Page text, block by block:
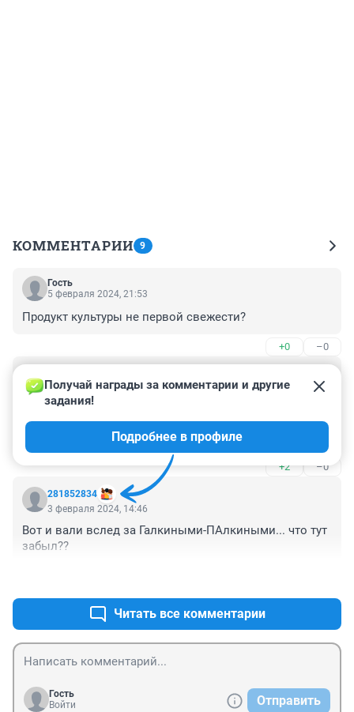
КОММЕНТАРИИ 9
Гость
5 февраля 2024, 21:53
Продукт культуры не первой свежести?
+0 –0
3 февраля 2024, 15:56
"Я талантлив - остальные бездари". Всё, что я понял
из этих длинных оправданий.
А зачем таланту оправдываться?
+2 –0
281852834
Получай награды за комментарии и другие
задания!
Подробнее в профиле
3 февраля 2024, 14:46
Вот и вали вслед за Галкиными-ПАлкиными... что тут
забыл??
Читать все комментарии
Гость
Войти
Отправить